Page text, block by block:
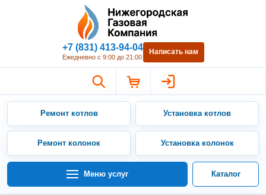
Нижегородская Газовая
+7 (831) 413-94-04
Ежедневно с 9:00 до 21:00
Написать нам
Ремонт котлов Установка котлов
Ремонт колонок Установка колонок
Меню услуг Каталог